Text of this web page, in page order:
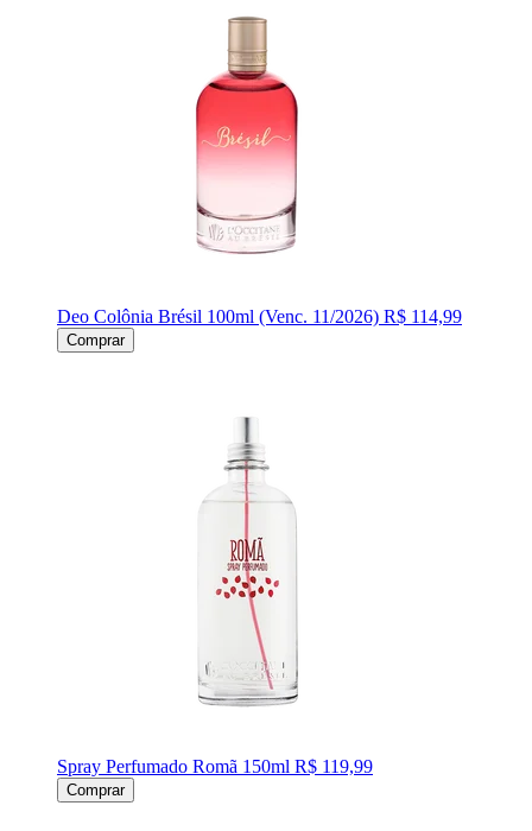
Deo Colônia Brésil 100ml (Venc. 11/2026) R$ 114,99
Comprar
Spray Perfumado Romã 150ml R$ 119,99
Comprar